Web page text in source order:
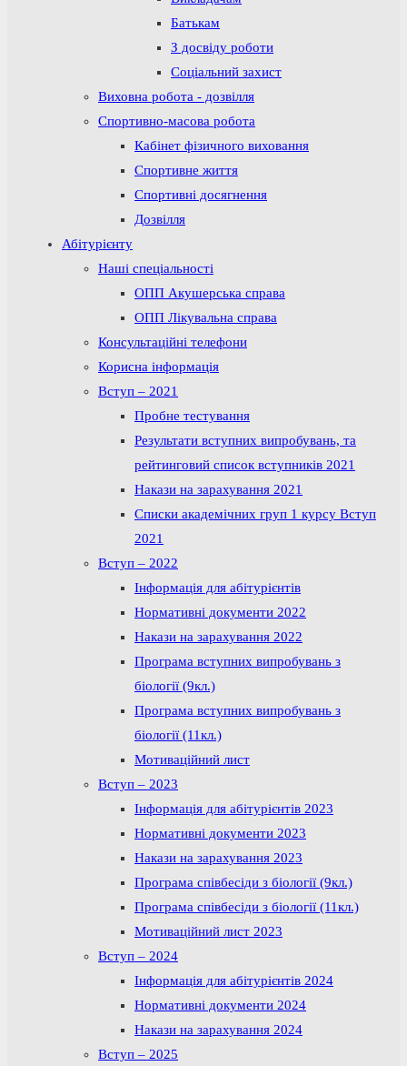
Батькам
З досвіду роботи
Соціальний захист
Виховна робота - дозвілля
Спортивно-масова робота
Кабінет фізичного виховання
Спортивне життя
Спортивні досягнення
Дозвілля
Абітурієнту
Наші спеціальності
ОПП Акушерська справа
ОПП Лікувальна справа
Консультаційні телефони
Корисна інформація
Вступ – 2021
Пробне тестування
Результати вступних випробувань, та
рейтинговий список вступників 2021
Накази на зарахування 2021
Списки академічних груп 1 курсу Вступ
2021
Вступ – 2022
Інформація для абітурієнтів
Нормативні документи 2022
Накази на зарахування 2022
Програма вступних випробувань з
біології (9кл.)
Програма вступних випробувань з
біології (11кл.)
Мотиваційний лист
Вступ – 2023
Інформація для абітурієнтів 2023
Нормативні документи 2023
Накази на зарахування 2023
Програма співбесіди з біології (9кл.)
Програма співбесіди з біології (11кл.)
Мотиваційний лист 2023
Вступ – 2024
Інформація для абітурієнтів 2024
Нормативні документи 2024
Накази на зарахування 2024
Вступ – 2025